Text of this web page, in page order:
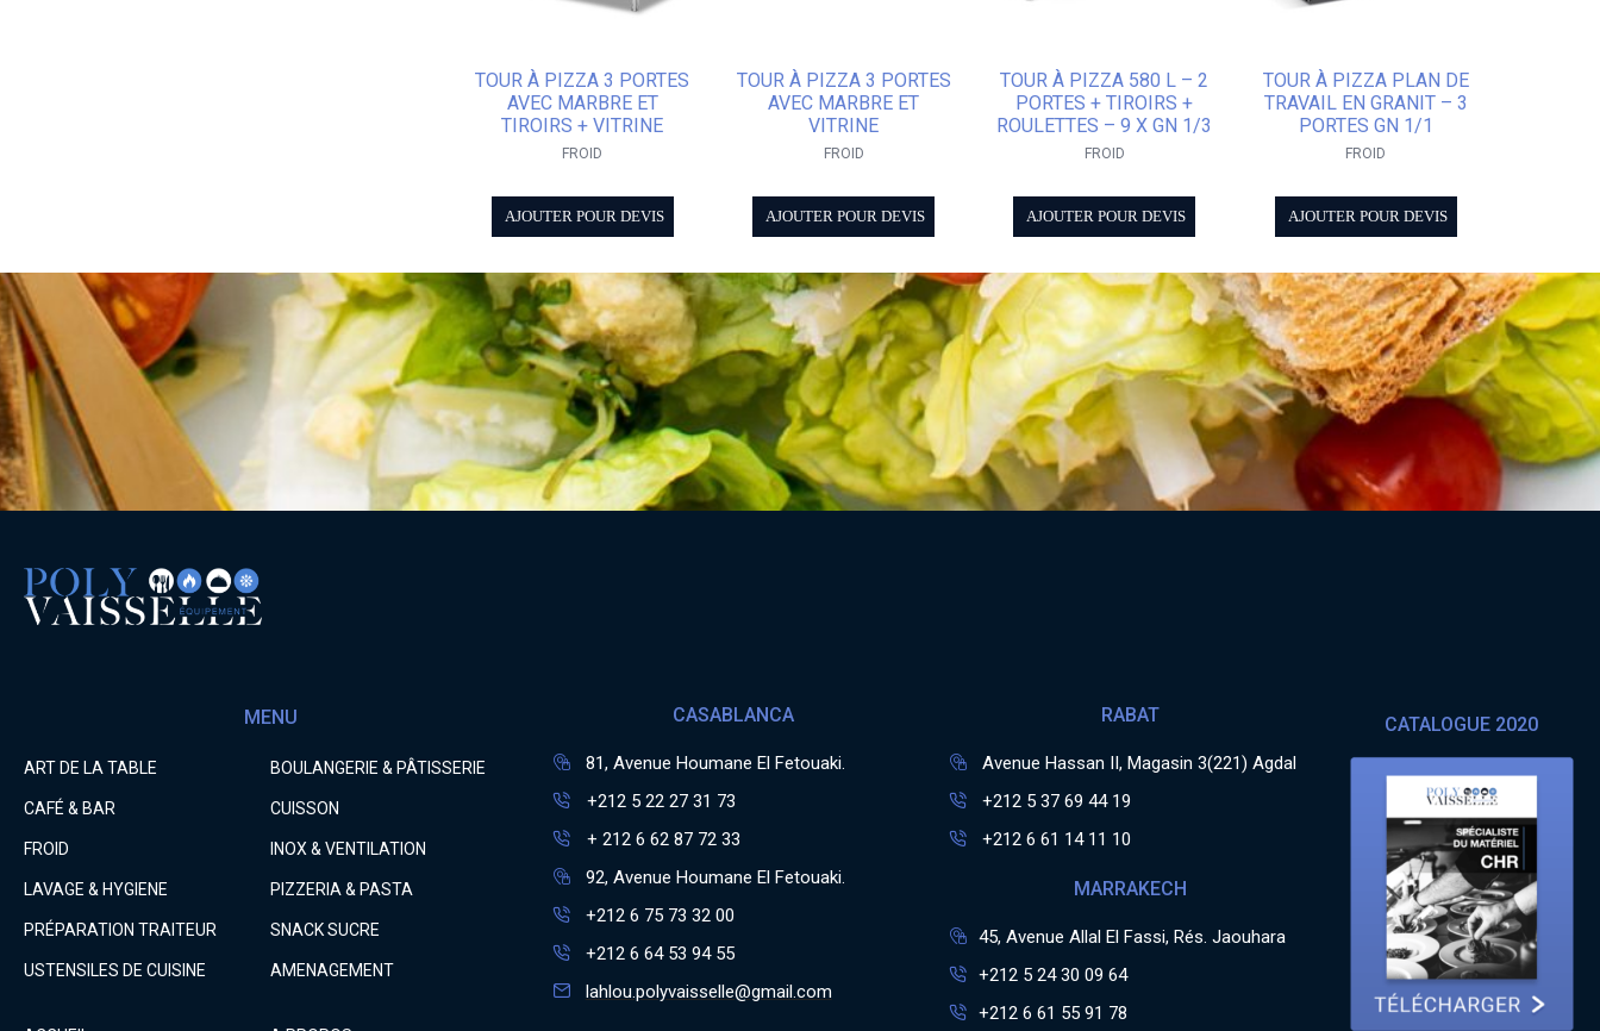
TOUR À PIZZA 3 PORTES
AVEC MARBRE ET
TIROIRS + VITRINE
FROID
AJOUTER POUR DEVIS
TOUR À PIZZA 3 PORTES
AVEC MARBRE ET
VITRINE
FROID
AJOUTER POUR DEVIS
TOUR À PIZZA 580 L – 2
PORTES + TIROIRS +
ROULETTES – 9 X GN 1/3
FROID
AJOUTER POUR DEVIS
TOUR À PIZZA PLAN DE
TRAVAIL EN GRANIT – 3
PORTES GN 1/1
FROID
AJOUTER POUR DEVIS
MENU
ART DE LA TABLE BOULANGERIE & PÂTISSERIE
CAFÉ & BAR CUISSON
FROID INOX & VENTILATION
LAVAGE & HYGIENE PIZZERIA & PASTA
PRÉPARATION TRAITEUR SNACK SUCRE
USTENSILES DE CUISINE AMENAGEMENT
CASABLANCA
81, Avenue Houmane El Fetouaki.
+212 5 22 27 31 73
+ 212 6 62 87 72 33
92, Avenue Houmane El Fetouaki.
+212 6 75 73 32 00
+212 6 64 53 94 55
lahlou.polyvaisselle@gmail.com
RABAT
Avenue Hassan II, Magasin 3(221) Agdal
+212 5 37 69 44 19
+212 6 61 14 11 10
MARRAKECH
45, Avenue Allal El Fassi, Rés. Jaouhara
+212 5 24 30 09 64
+212 6 61 55 91 78
CATALOGUE 2020